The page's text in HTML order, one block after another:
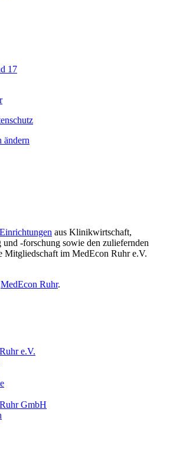
17
ändern
aus Klinikwirtschaft,
und -forschung sowie den zuliefernden
Mitgliedschaft im MedEcon Ruhr e.V.
MedEcon Ruhr.
e.V.
GmbH